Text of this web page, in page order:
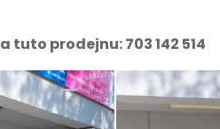
tuto prodejnu:703 142 514